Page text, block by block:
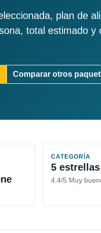
plan de
total estimado y
Comparar otros
CATEGORÍA
5 estrellas
4.4/5 Muy